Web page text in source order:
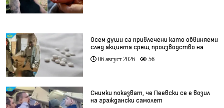
Осем души са привлечени като обвиняеми
след акцията срещ производство на
фентанил
06 август 2026 56
Снимки показват, че Пеевски се е возил
на граждански самолет